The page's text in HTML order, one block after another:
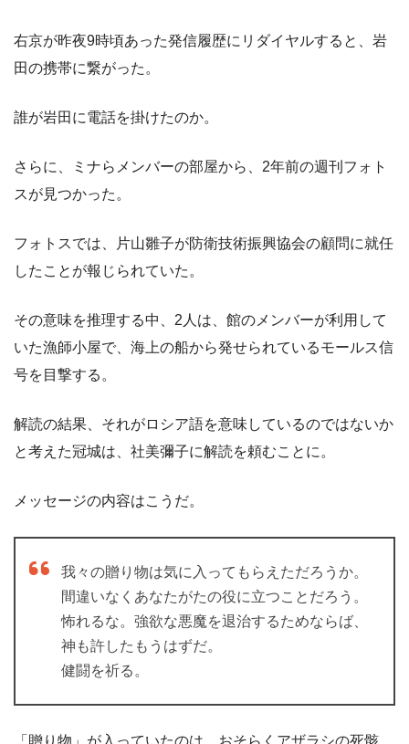
右京が昨夜9時頃あった発信履歴にリダイヤルすると、岩
田の携帯に繋がった。
誰が岩田に電話を掛けたのか。
さらに、ミナらメンバーの部屋から、2年前の週刊フォト
スが見つかった。
フォトスでは、片山雛子が防衛技術振興協会の顧問に就任
したことが報じられていた。
その意味を推理する中、2人は、館のメンバーが利用して
いた漁師小屋で、海上の船から発せられているモールス信
号を目撃する。
解読の結果、それがロシア語を意味しているのではないか
と考えた冠城は、社美彌子に解読を頼むことに。
メッセージの内容はこうだ。
我々の贈り物は気に入ってもらえただろうか。
間違いなくあなたがたの役に立つことだろう。
怖れるな。強欲な悪魔を退治するためならば、
神も許したもうはずだ。
健闘を祈る。
「贈り物」が入っていたのは、おそらくアザラシの死骸